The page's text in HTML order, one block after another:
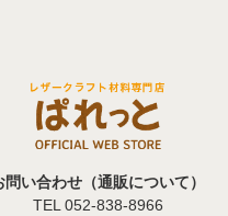
問い合わせ（通販について）
TEL 052-838-8966